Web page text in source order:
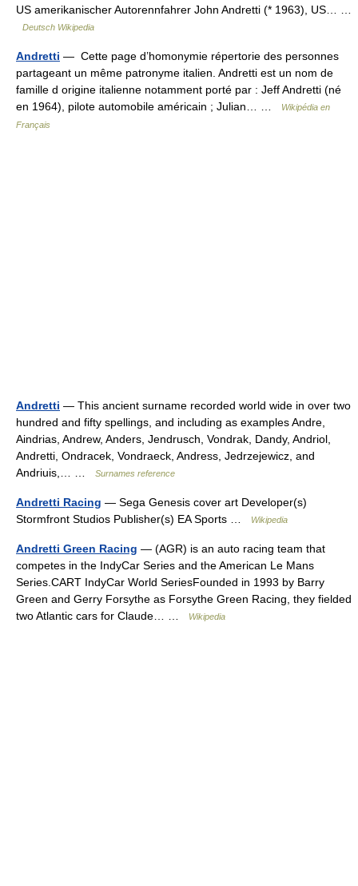
US amerikanischer Autorennfahrer John Andretti (* 1963), US… …
Deutsch Wikipedia
Andretti — Cette page d’homonymie répertorie des personnes
partageant un même patronyme italien. Andretti est un nom de
famille d origine italienne notamment porté par : Jeff Andretti (né
en 1964), pilote automobile américain ; Julian… …
Wikipédia en
Français
Andretti — This ancient surname recorded world wide in over two
hundred and fifty spellings, and including as examples Andre,
Aindrias, Andrew, Anders, Jendrusch, Vondrak, Dandy, Andriol,
Andretti, Ondracek, Vondraeck, Andress, Jedrzejewicz, and
Andriuis,… …
Surnames reference
Andretti Racing — Sega Genesis cover art Developer(s)
Stormfront Studios Publisher(s) EA Sports …
Wikipedia
Andretti Green Racing — (AGR) is an auto racing team that
competes in the IndyCar Series and the American Le Mans
Series.CART IndyCar World SeriesFounded in 1993 by Barry
Green and Gerry Forsythe as Forsythe Green Racing, they fielded
two Atlantic cars for Claude… …
Wikipedia